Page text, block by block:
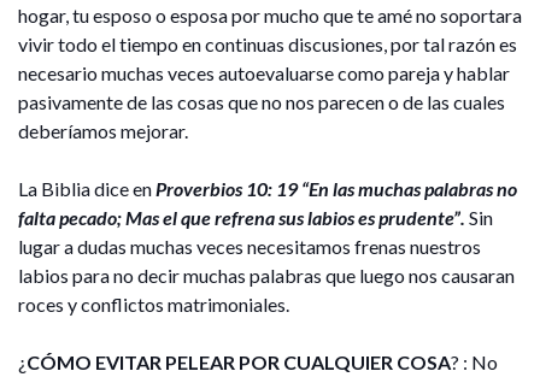
hogar, tu esposo o esposa por mucho que te amé no soportara
vivir todo el tiempo en continuas discusiones, por tal razón es
necesario muchas veces autoevaluarse como pareja y hablar
pasivamente de las cosas que no nos parecen o de las cuales
deberíamos mejorar.
La Biblia dice en Proverbios 10: 19 “En las muchas palabras no
falta pecado; Mas el que refrena sus labios es prudente”. Sin
lugar a dudas muchas veces necesitamos frenas nuestros
labios para no decir muchas palabras que luego nos causaran
roces y conflictos matrimoniales.
¿CÓMO EVITAR PELEAR POR CUALQUIER COSA? : No